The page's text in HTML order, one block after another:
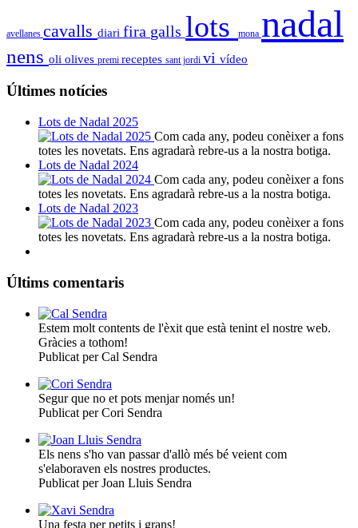
avellanes cavalls diari fira galls lots mona nadal
nens oli olives premi receptes sant jordi vi vídeo
Últimes notícies
Lots de Nadal 2025
Com cada any, podeu conèixer a fons
totes les novetats. Ens agradarà rebre-us a la nostra botiga.
Lots de Nadal 2024
Com cada any, podeu conèixer a fons
totes les novetats. Ens agradarà rebre-us a la nostra botiga.
Lots de Nadal 2023
Com cada any, podeu conèixer a fons
totes les novetats. Ens agradarà rebre-us a la nostra botiga.
Últims comentaris
Estem molt contents de l'èxit que està tenint el nostre web.
Gràcies a tothom!
Publicat per Cal Sendra
Segur que no et pots menjar només un!
Publicat per Cori Sendra
Els nens s'ho van passar d'allò més bé veient com
s'elaboraven els nostres productes.
Publicat per Joan Lluis Sendra
Una festa per petits i grans!